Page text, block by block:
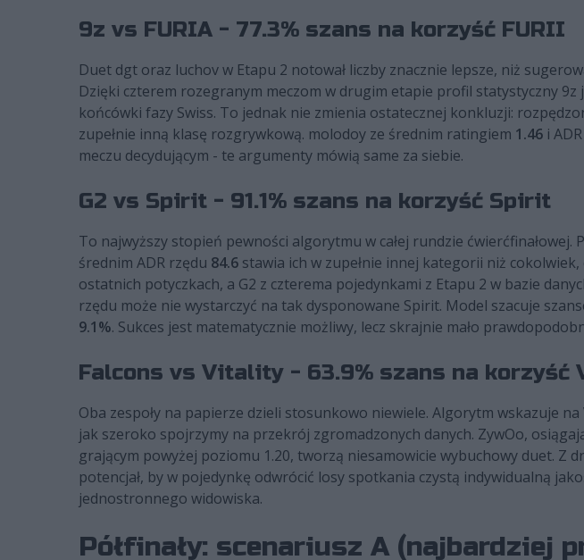
9z vs FURIA - 77.3% szans na korzyść FURII
Duet dgt oraz luchov w Etapu 2 notował liczby znacznie lepsze, niż
Dzięki czterem rozegranym meczom w drugim etapie profil statystyczny
końcówki fazy Swiss. To jednak nie zmienia ostatecznej konkluzji:
zupełnie inną klasę rozgrywkową. molodoy ze średnim ratingiem 1.46 i
meczu decydującym - te argumenty mówią same za siebie.
G2 vs Spirit - 91.1% szans na korzyść Spirit
To najwyższy stopień pewności algorytmu w całej rundzie ćwierćfinałowej.
średnim ADR rzędu 84.6 stawia ich w zupełnie innej kategorii niż cokolwiek,
ostatnich potyczkach, a G2 z czterema pojedynkami z Etapu 2 w bazie
rzędu może nie wystarczyć na tak dysponowane Spirit. Model szacuje
9.1%. Sukces jest matematycznie możliwy, lecz skrajnie mało
Falcons vs Vitality - 63.9% szans na korzyść
Oba zespoły na papierze dzieli stosunkowo niewiele. Algorytm wskazuje
jak szeroko spojrzymy na przekrój zgromadzonych danych. ZywOo,
grającym powyżej poziomu 1.20, tworzą niesamowicie wybuchowy duet. Z
potencjał, by w pojedynkę odwrócić losy spotkania czystą indywidualną
jednostronnego widowiska.
Półfinały: scenariusz A (najbardziej